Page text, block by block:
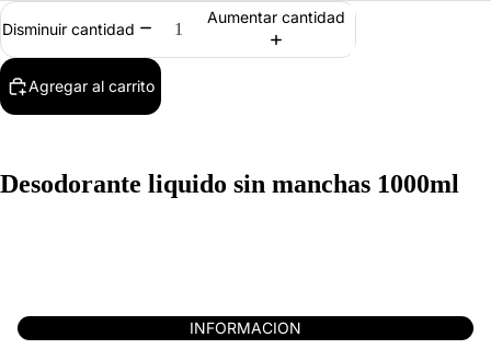
Disminuir cantidad
Aumentar cantidad
Agregar al carrito
Desodorante liquido sin manchas 1000ml
INFORMACION